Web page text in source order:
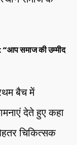
“आप समाज की उम्मीद
बैच में
देते हुए कहा
चिकित्सक